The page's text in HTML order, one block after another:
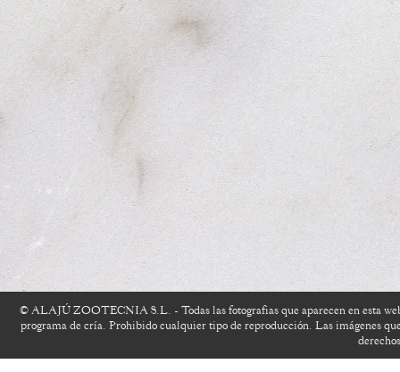
© ALAJÚ ZOOTECNIA S.L. - Todas las fotografias que aparecen en esta
programa de cría. Prohibido cualquier tipo de reproducción. Las imágenes